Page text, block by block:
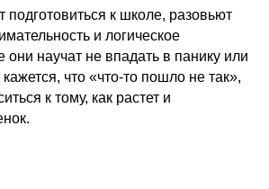
подготовиться к школе, разовьют
и логическое
научат не впадать в панику или
что «что-то пошло не так»,
к тому, как растет и